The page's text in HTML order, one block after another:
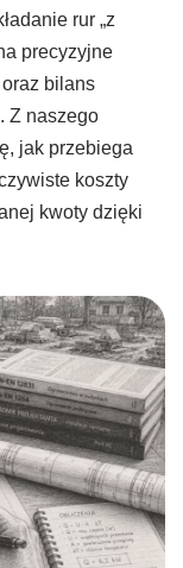
rur „z
precyzyjne
bilans
Z naszego
jak przebiega
koszty
kwoty dzięki